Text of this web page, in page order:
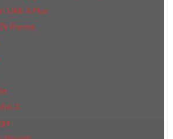
UAE A Plus
Parma
J.